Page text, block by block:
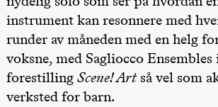
Grøntved
Lucy &
Lucky show
Lille scene
(Black Box
teater)
Lørdag 3. oktober
instrument kan resonnere med
runder av måneden med en helg
voksne, med Sagliocco
forestillingScene! Artså vel som
verksted for barn.